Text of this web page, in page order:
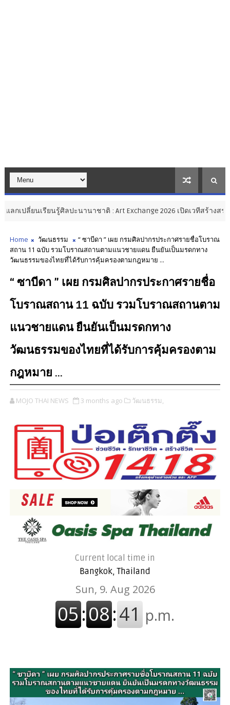
ศิลปะนานาชาติ : Art Exchange 2026 เปิดเวทีสร้างสรรค์ศิลปะไทยสู่
Home วัฒนธรรม
“ ซาบีดา ” เผย กรมศิลปากรประกาศรายชื่อโบราณ
สถาน 11 ฉบับ รวมโบราณสถานตามแนวชายแดน ยืนยันเป็นมรดกทาง
วัฒนธรรมของไทยที่ได้รับการคุ้มครองตามกฎหมาย ...
“ ซาบีดา ” เผย กรมศิลปากรประกาศรายชื่อ
โบราณสถาน 11 ฉบับ รวมโบราณสถานตาม
แนวชายแดน ยืนยันเป็นมรดกทาง
วัฒนธรรมของไทยที่ได้รับการคุ้มครองตาม
กฎหมาย ...
MOJO THAI NEWS 3 months ago วัฒนธรรม,
Current local time in
Bangkok, Thailand